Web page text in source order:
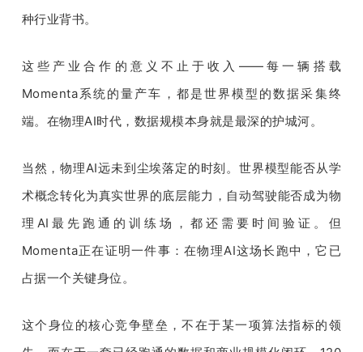
种行业背书。
这些产业合作的意义不止于收入——每一辆搭载
Momenta系统的量产车，都是世界模型的数据采集终
端。在物理AI时代，数据规模本身就是最深的护城河。
当然，物理AI远未到尘埃落定的时刻。世界模型能否从学
术概念转化为真实世界的底层能力，自动驾驶能否成为物
理AI最先跑通的训练场，都还需要时间验证。但
Momenta正在证明一件事：在物理AI这场长跑中，它已
占据一个关键身位。
这个身位的核心竞争壁垒，不在于某一项算法指标的领